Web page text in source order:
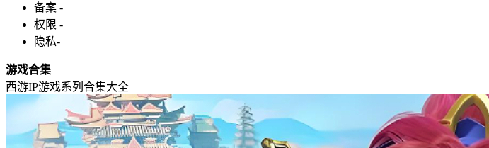
备案 -
权限 -
隐私-
游戏合集
西游IP游戏系列合集大全